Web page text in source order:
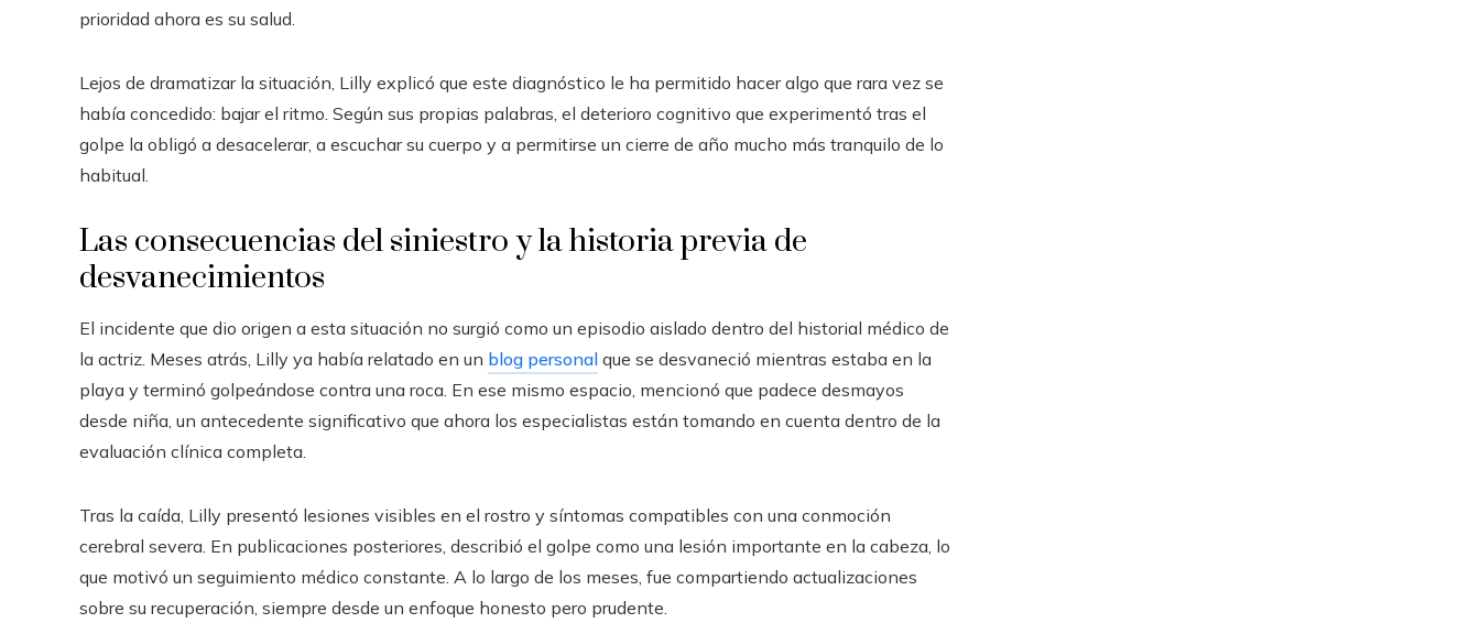
prioridad ahora es su salud.
Lejos de dramatizar la situación, Lilly explicó que este diagnóstico le ha permitido hacer algo que rara vez se
había concedido: bajar el ritmo. Según sus propias palabras, el deterioro cognitivo que experimentó tras el
golpe la obligó a desacelerar, a escuchar su cuerpo y a permitirse un cierre de año mucho más tranquilo de lo
habitual.
Las consecuencias del siniestro y la historia previa de
desvanecimientos
El incidente que dio origen a esta situación no surgió como un episodio aislado dentro del historial médico de
la actriz. Meses atrás, Lilly ya había relatado en un blog personal que se desvaneció mientras estaba en la
playa y terminó golpeándose contra una roca. En ese mismo espacio, mencionó que padece desmayos
desde niña, un antecedente significativo que ahora los especialistas están tomando en cuenta dentro de la
evaluación clínica completa.
Tras la caída, Lilly presentó lesiones visibles en el rostro y síntomas compatibles con una conmoción
cerebral severa. En publicaciones posteriores, describió el golpe como una lesión importante en la cabeza, lo
que motivó un seguimiento médico constante. A lo largo de los meses, fue compartiendo actualizaciones
sobre su recuperación, siempre desde un enfoque honesto pero prudente.